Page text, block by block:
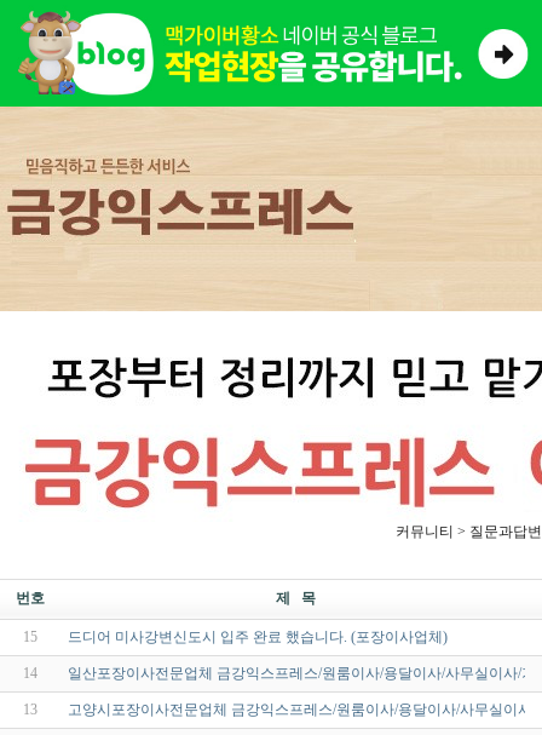
커뮤니티 > 질문과답변
번호 제 목
15 드디어 미사강변신도시 입주 완료 했습니다. (포장이사업체)
14 일산포장이사전문업체 금강익스프레스/원룸이사/용달이사/사무실이사/
13 고양시포장이사전문업체 금강익스프레스/원룸이사/용달이사/사무실이